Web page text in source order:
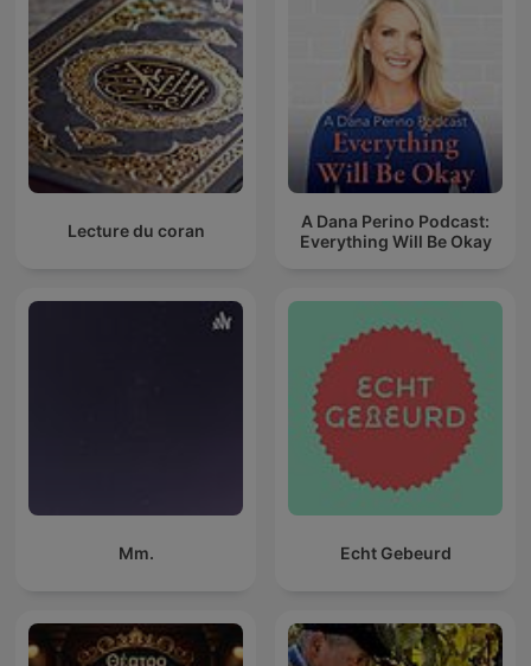
Lecture du coran
A Dana Perino Podcast:
Everything Will Be Okay
Mm. Echt Gebeurd